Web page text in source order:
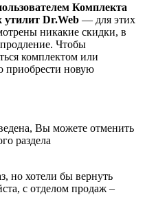
Комплекта
Dr.Web — для этих
никакие скидки, в
Чтобы
комплектом или
приобрести новую
Вы можете отменить
раздела
но хотели бы вернуть
с отделом продаж –